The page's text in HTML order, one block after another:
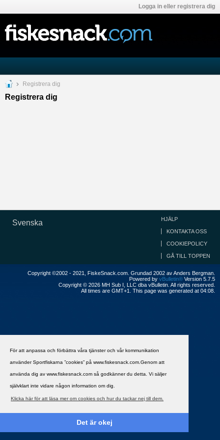
För att anpassa och förbättra våra tjänster och vår kommunikation
använder Sportfiskarna ”cookies” på www.fiskesnack.com.Genom att
använda dig av www.fiskesnack.com så godkänner du detta. Vi säljer
självklart inte vidare någon information om dig.
Klicka här för att läsa mer om cookies och hur du tackar nej till dem.
Det är okej
Logga in eller registrera dig
Registrera dig
Registrera dig
Svenska HJÄLP
KONTAKTA OSS
COOKIEPOLICY
GÅ TILL TOPPEN
Copyright ©2002 - 2021, FiskeSnack.com. Grundad 2002 av Anders Bergman.
Powered by vBulletin® Version 5.7.5
Copyright © 2026 MH Sub I, LLC dba vBulletin. All rights reserved.
All times are GMT+1. This page was generated at 04:08.